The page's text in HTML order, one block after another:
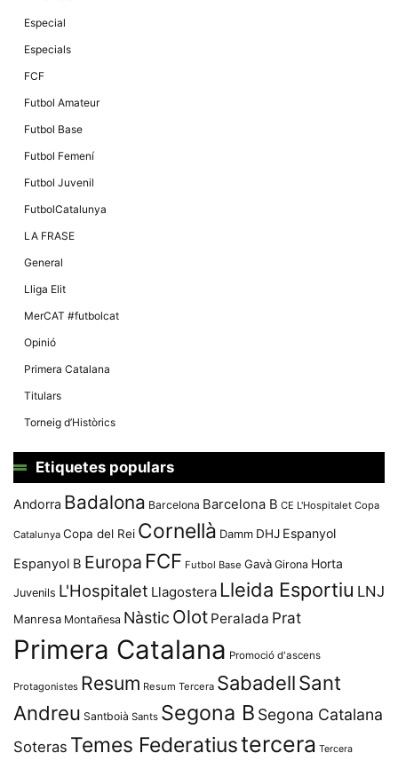
Especial
Especials
FCF
Futbol Amateur
Futbol Base
Futbol Femení
Futbol Juvenil
FutbolCatalunya
LA FRASE
General
Lliga Elit
MerCAT #futbolcat
Opinió
Primera Catalana
Titulars
Torneig d’Històrics
Etiquetes populars
Andorra Badalona Barcelona Barcelona B CE L'Hospitalet Copa
Catalunya Copa del Rei Cornellà Damm DHJ Espanyol
Espanyol B Europa FCF Futbol Base Gavà Girona Horta
Juvenils L'Hospitalet Llagostera Lleida Esportiu LNJ
Manresa Montañesa Nàstic Olot Peralada Prat
Primera Catalana Promoció d'ascens
Protagonistes Resum Resum Tercera SabadellSant
Andreu Santboià Sants Segona B Segona Catalana
Soteras Temes Federatiustercera Tercera